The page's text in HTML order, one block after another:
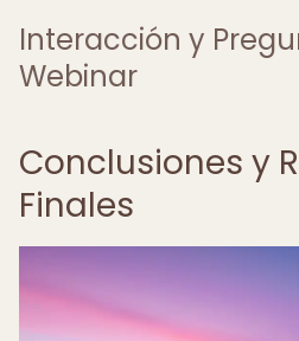
Interacción y
Webinar
Conclusiones y
Finales